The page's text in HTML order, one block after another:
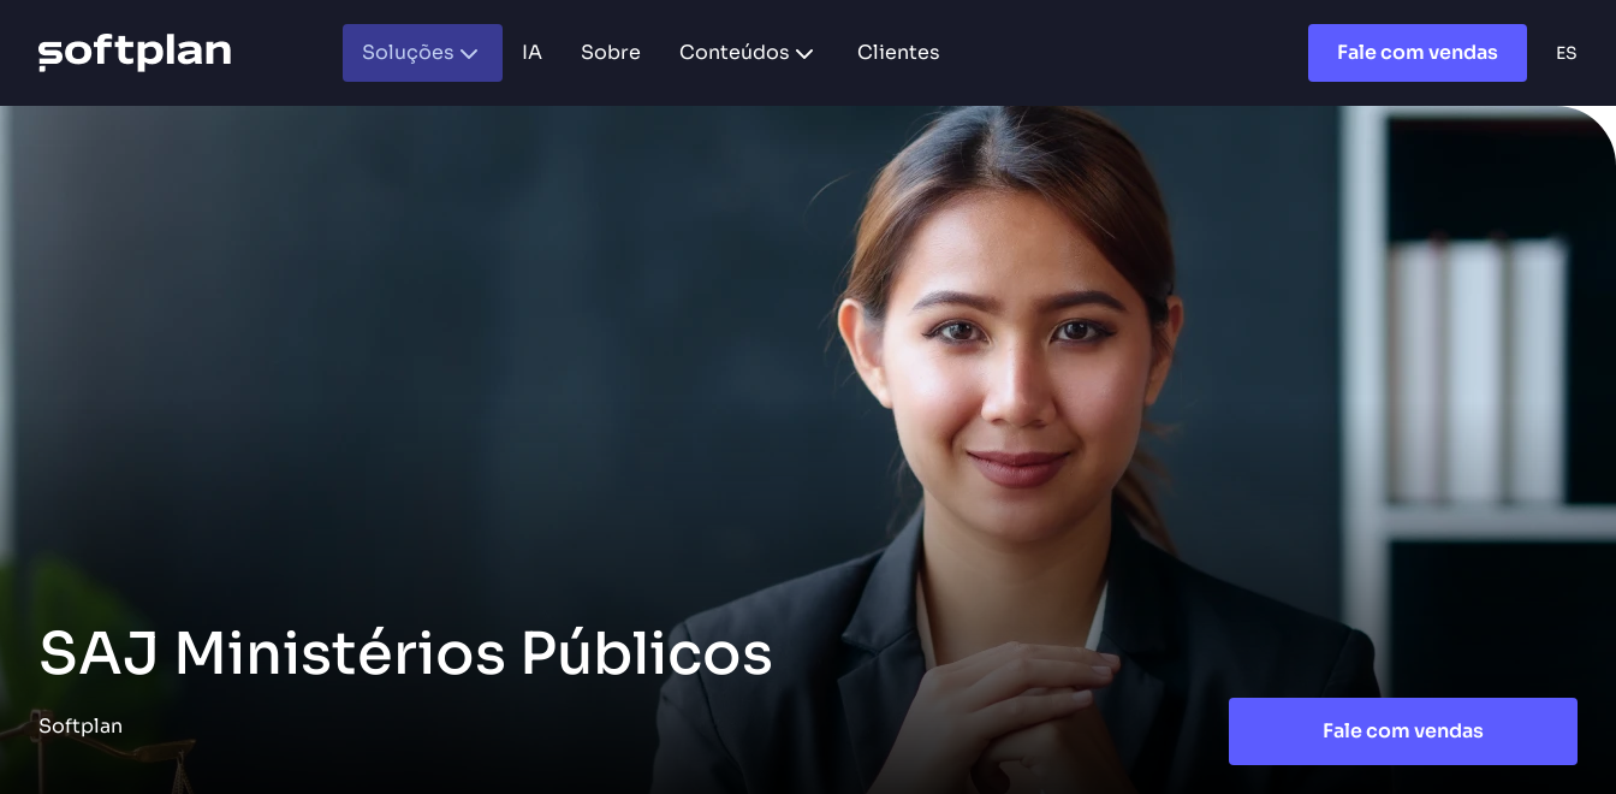
Soluções IA Sobre Conteúdos Clientes Fale com vendas ES
SAJ Ministérios Públicos
Softplan Fale com vendas